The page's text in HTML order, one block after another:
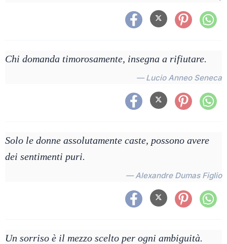
Chi domanda timorosamente, insegna a rifiutare.
— Lucio Anneo Seneca
Solo le donne assolutamente caste, possono avere
dei sentimenti puri.
— Alexandre Dumas Figlio
Un sorriso è il mezzo scelto per ogni ambiguità.